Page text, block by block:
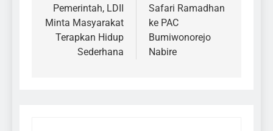
Pemerintah, LDII
Minta Masyarakat
Terapkan Hidup
Sederhana
Safari Ramadhan
ke PAC
Bumiwonorejo
Nabire